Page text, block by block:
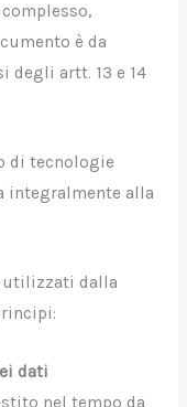
è da
degli artt. 13 e 14
di tecnologie
integralmente alla
utilizzati dalla
dati
nel tempo da